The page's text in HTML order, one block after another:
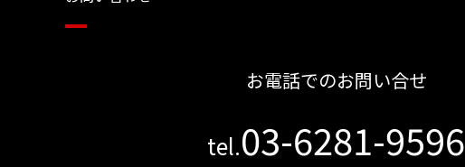
お電話でのお問い合せ
tel.03-6281-9596